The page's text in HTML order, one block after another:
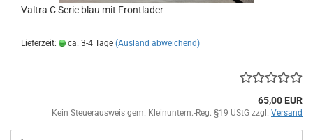
Valtra C Serie blau mit Frontlader
Lieferzeit: ca. 3-4 Tage (Ausland abweichend)
65,00 EUR
Kein Steuerausweis gem. Kleinuntern.-Reg. §19 UStG zzgl. Versand